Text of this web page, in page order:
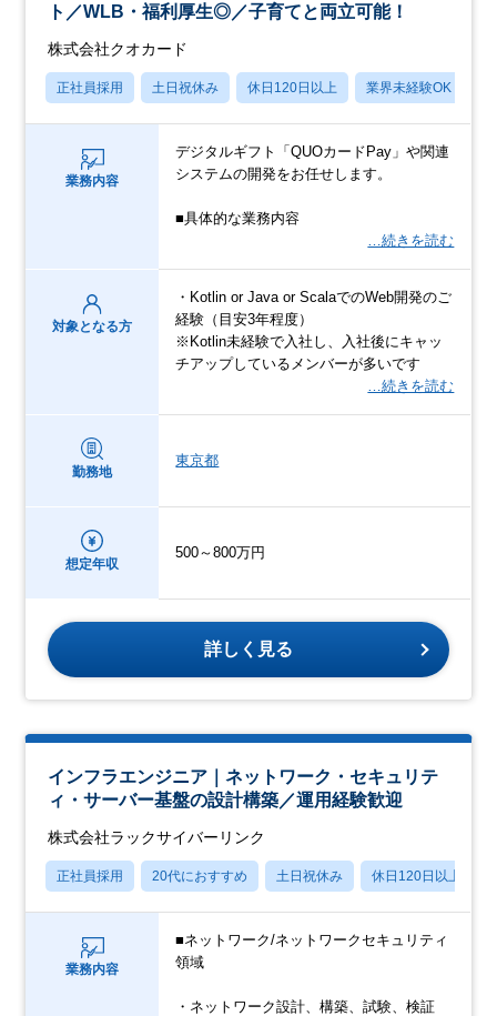
ト／WLB・福利厚生◎／子育てと両立可能！
株式会社クオカード
正社員採用 土日祝休み 休日120日以上 業界未経験OK
業務内容
デジタルギフト「QUOカードPay」や関連
システムの開発をお任せします。
■具体的な業務内容
…続きを読む
対象となる方
・Kotlin or Java or ScalaでのWeb開発のご
経験（目安3年程度）
※Kotlin未経験で入社し、入社後にキャッ
チアップしているメンバーが多いです
…続きを読む
勤務地
東京都
想定年収
500～800万円
詳しく見る
インフラエンジニア｜ネットワーク・セキュリテ
ィ・サーバー基盤の設計構築／運用経験歓迎
株式会社ラックサイバーリンク
正社員採用 20代におすすめ 土日祝休み 休日120日以上
業務内容
■ネットワーク/ネットワークセキュリティ
領域
・ネットワーク設計、構築、試験、検証